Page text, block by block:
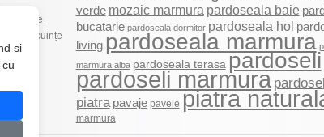
si
pavaje
de locuințe
opta și
verde mozaic marmura pardoseala baie
bucatarie pardoseala dormitor pardoseala hol
living pardoseala marmura
marmura alba pardoseala terasa pardoseli
pardoseli marmura
piatra pavaje pavele piatra
marmura